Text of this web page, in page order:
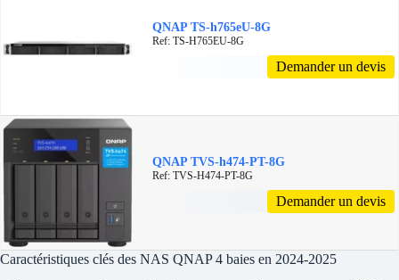
QNAP TS-h765eU-8G
Ref: TS-H765EU-8G
Demander un devis
QNAP TVS-h474-PT-8G
Ref: TVS-H474-PT-8G
Demander un devis
Caractéristiques clés des NAS QNAP 4 baies en 2024-2025